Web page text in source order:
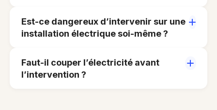
Est-ce dangereux d’intervenir sur une
installation électrique soi-même ?
Faut-il couper l’électricité avant
l’intervention ?